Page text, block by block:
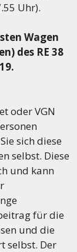
Uhr).
Wagen
des RE 38
oder VGN
sich diese
selbst. Diese
und kann
für die
und die
selbst. Der